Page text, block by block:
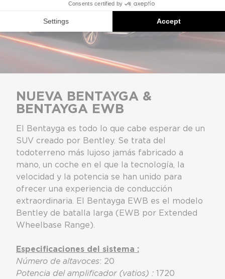
NUEVA BENTAYGA &
BENTAYGA EWB
El Bentayga es todo lo que cabe esperar de un
SUV creado por Bentley. Se trata del
todoterreno más lujoso jamás fabricado a
mano, un coche en el que la tecnología, la
velocidad y la potencia se han unido para
ofrecer una experiencia de conducción
extraordinaria. El Bentayga EWB es el modelo
Bentley de batalla larga (EWB por Extended
Wheelbase Range).
Especificaciones del sistema :
Número de altavoces: 20
Potencia del amplificador (vatios) : 1720